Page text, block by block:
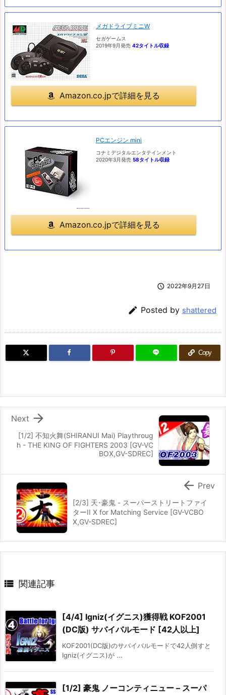
メガドライブミニW
セガゲームス
2019年9月発売 42タイトル収録
Amazon.co.jpで詳細を見る
PCエンジン mini
コナミデジタルエンタテインメント
2020年3月発売 58タイトル収録
Amazon.co.jpで詳細を見る
 2022年9月27日
 Posted by shattered
Copy
[1/2] 不知火舞(SHIRANUI Mai) Playthroug
h - THE KING OF FIGHTERS 2003 [GV-VC
BOX,GV-SDREC]

Next
[2/3] 天･豪鬼 - スーパーストリートファイ
ターII X for Matching Service [GV-VCBO
X,GV-SDREC]
 Prev
 関連記事
[4/4] Igniz(イグニス)獲得戦 KOF2001
(DC版) サバイバルモード [42人以上]
KOF2001(DC版)のサバイバルモードで42人倒すと
Igniz(イグニス)が ...
[1/2] 豪鬼 ノーコンティニュー – スーパ